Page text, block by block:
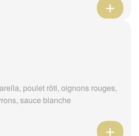
poulet rôti, oignons rouges,
sauce blanche